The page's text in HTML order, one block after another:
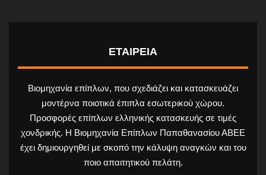
ΕΤΑΙΡΕΙΑ
Βιομηχανία επίπλων, που σχεδιάζει και κατασκευάζει
μοντέρνα ποιοτικά έπιπλα εσωτερικού χώρου.
Προσφορές επίπλων ελληνικής κατασκευής σε τιμές
χονδρικής. Η Βιομηχανία Επίπλων Παπαθανασίου ΑΒΕΕ
έχει δημιουργηθεί με σκοπό την κάλυψη αναγκών και του
ποιο απαιτητικού πελάτη.